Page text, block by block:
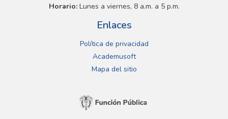
Horario:Lunes a viernes, 8 a.m. a 5 p.m.
Enlaces
Política de privacidad
Academusoft
Mapa del sitio